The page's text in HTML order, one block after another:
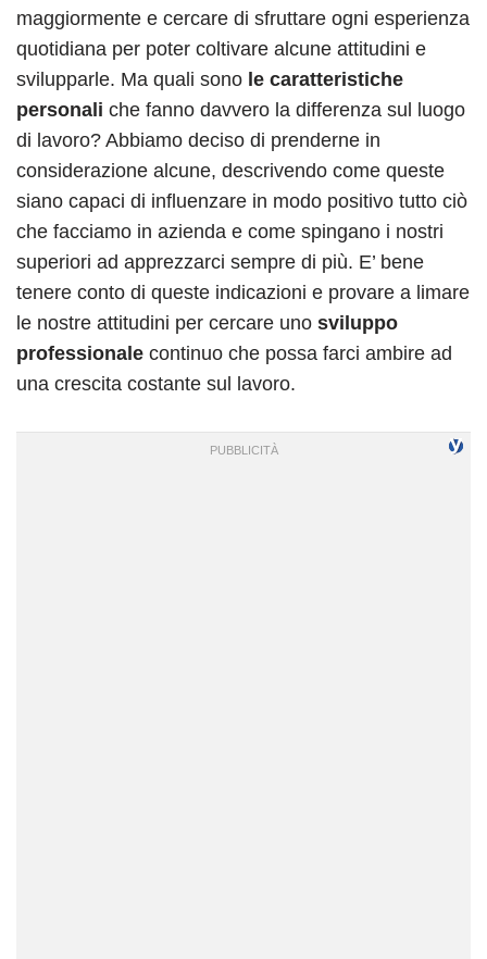
maggiormente e cercare di sfruttare ogni esperienza
quotidiana per poter coltivare alcune attitudini e
svilupparle. Ma quali sono le caratteristiche
personali che fanno davvero la differenza sul luogo
di lavoro? Abbiamo deciso di prenderne in
considerazione alcune, descrivendo come queste
siano capaci di influenzare in modo positivo tutto ciò
che facciamo in azienda e come spingano i nostri
superiori ad apprezzarci sempre di più. E’ bene
tenere conto di queste indicazioni e provare a limare
le nostre attitudini per cercare uno sviluppo
professionale continuo che possa farci ambire ad
una crescita costante sul lavoro.